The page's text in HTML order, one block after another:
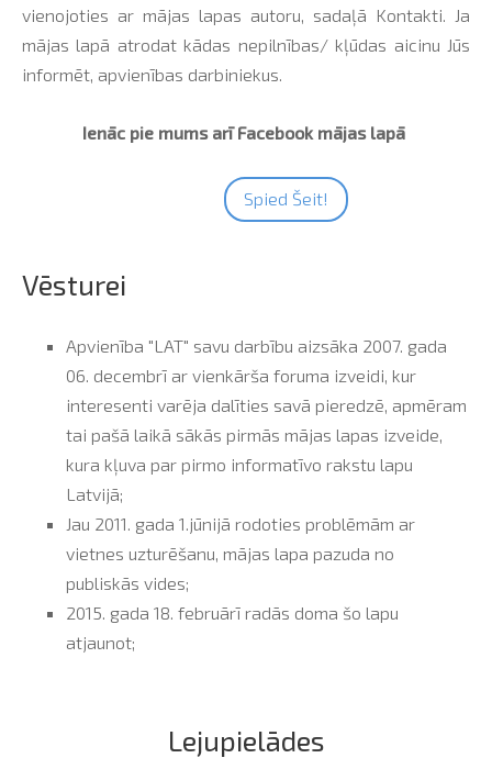
vienojoties ar mājas lapas autoru, sadaļā Kontakti. Ja
mājas lapā atrodat kādas nepilnības/ kļūdas aicinu Jūs
informēt, apvienības darbiniekus.
Ienāc pie mums arī Facebook mājas lapā
Spied Šeit!
Vēsturei
Apvienība "LAT" savu darbību aizsāka 2007. gada
06. decembrī ar vienkārša foruma izveidi, kur
interesenti varēja dalīties savā pieredzē, apmēram
tai pašā laikā sākās pirmās mājas lapas izveide,
kura kļuva par pirmo informatīvo rakstu lapu
Latvijā;
Jau 2011. gada 1.jūnijā rodoties problēmām ar
vietnes uzturēšanu, mājas lapa pazuda no
publiskās vides;
2015. gada 18. februārī radās doma šo lapu
atjaunot;
Lejupielādes